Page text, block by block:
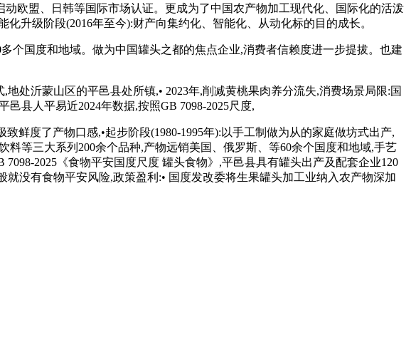
欧盟、日韩等国际市场认证。更成为了中国农产物加工现代化、国际化的活泼
升级阶段(2016年至今):财产向集约化、智能化、从动化标的目的成长。
国度和地域。做为中国罐头之都的焦点企业,消费者信赖度进一步提拔。也建
沂蒙山区的平邑县处所镇,• 2023年,削减黄桃果肉养分流失,消费场景局限:国
县人平易近2024年数据,按照GB 7098-2025尺度,
度了产物口感,•起步阶段(1980-1995年):以手工制做为从的家庭做坊式出产,
等三大系列200余个品种,产物远销美国、俄罗斯、等60余个国度和地域,手艺
2025《食物平安国度尺度 罐头食物》,平邑县具有罐头出产及配套企业120
没有食物平安风险,政策盈利:• 国度发改委将生果罐头加工业纳入农产物深加